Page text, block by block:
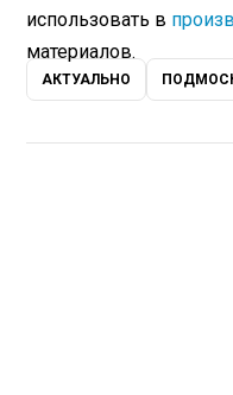
использовать в
материалов.
АКТУАЛЬНО